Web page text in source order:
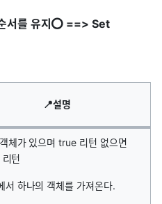
서를 유지⭕ ==> Set
📍설명
체가 있으며 true 리턴 없으면
턴
서 하나의 객체를 가져온다.